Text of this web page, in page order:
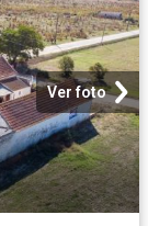
Ver foto